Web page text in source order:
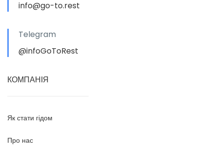
info@go-to.rest
Telegram
@infoGoToRest
КОМПАНІЯ
Як стати гідом
Про нас